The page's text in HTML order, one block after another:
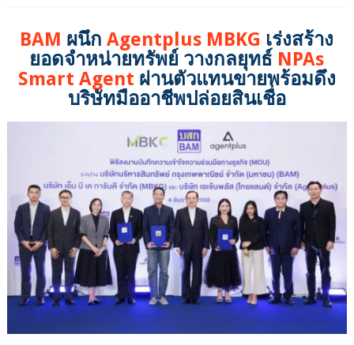
BAM ผนึกAgentplus MBKG เร่งสร้าง
ยอดจำหน่ายทรัพย์ วางกลยุทธ์ NPAs
Smart Agent ผ่านตัวแทนขายพร้อมดึง
บริษัทมืออาชีพปล่อยสินเชื่อ